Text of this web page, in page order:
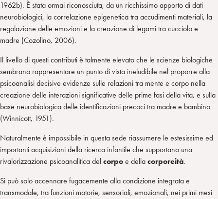
1962b). È stata ormai riconosciuta, da un ricchissimo apporto di dati
neurobiologici, la correlazione epigenetica tra accudimenti materiali, la
regolazione delle emozioni e la creazione di legami tra cucciolo e
madre (Cozolino, 2006).
Il livello di questi contributi è talmente elevato che le scienze biologiche
sembrano rappresentare un punto di vista ineludibile nel proporre alla
psicoanalisi decisive evidenze sulle relazioni tra mente e corpo nella
creazione delle interazioni significative delle prime fasi della vita, e sulla
base neurobiologica delle identificazioni precoci tra madre e bambino
(Winnicott, 1951).
Naturalmente è impossibile in questa sede riassumere le estesissime ed
importanti acquisizioni della ricerca infantile che supportano una
rivalorizzazione psicoanalitica del corpo e della corporeità.
Si può solo accennare fugacemente alla condizione integrata e
transmodale, tra funzioni motorie, sensoriali, emozionali, nei primi mesi